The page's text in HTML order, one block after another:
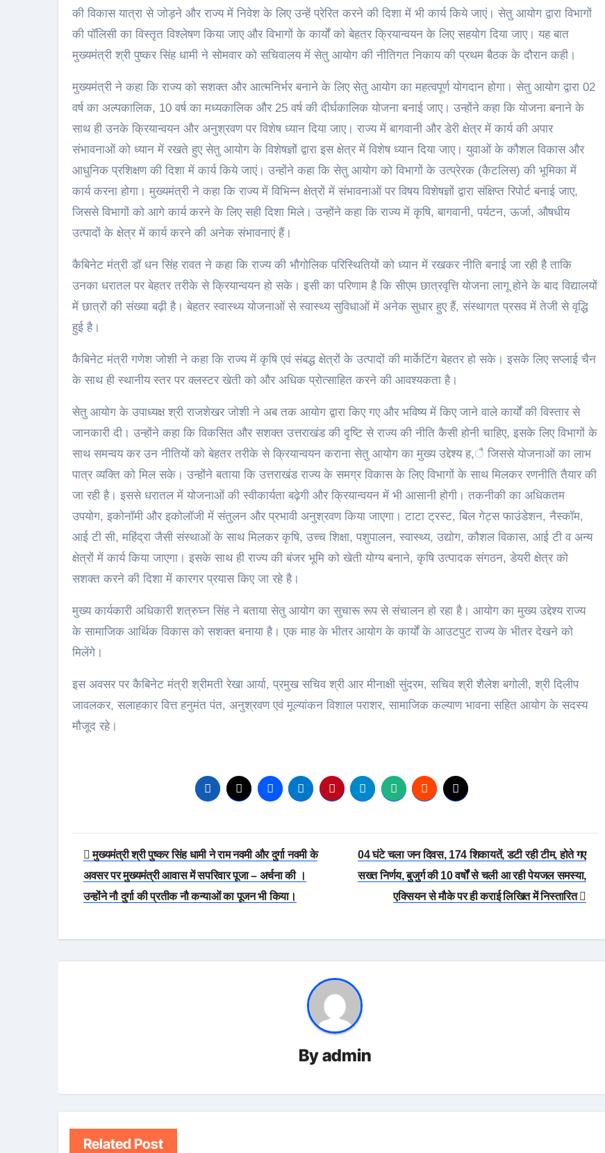
की विकास यात्रा से जोड़ने और राज्य में निवेश के लिए उन्हें प्रेरित करने की दिशा में भी कार्य किये जाएं। सेतु आयोग द्वारा विभागों
की पॉलिसी का विस्तृत विश्लेषण किया जाए और विभागों के कार्यों को बेहतर क्रियान्वयन के लिए सहयोग दिया जाए। यह बात
मुख्यमंत्री श्री पुष्कर सिंह धामी ने सोमवार को सचिवालय में सेतु आयोग की नीतिगत निकाय की प्रथम बैठक के दौरान कही।
मुख्यमंत्री ने कहा कि राज्य को सशक्त और आत्मनिर्भर बनाने के लिए सेतु आयोग का महत्वपूर्ण योगदान होगा। सेतु आयोग द्वारा 02
वर्ष का अल्पकालिक, 10 वर्ष का मध्यकालिक और 25 वर्ष की दीर्घकालिक योजना बनाई जाए। उन्होंने कहा कि योजना बनाने के
साथ ही उनके क्रियान्वयन और अनुश्रवण पर विशेष ध्यान दिया जाए। राज्य में बागवानी और डेरी क्षेत्र में कार्य की अपार
संभावनाओं को ध्यान में रखते हुए सेतु आयोग के विशेषज्ञों द्वारा इस क्षेत्र में विशेष ध्यान दिया जाए। युवाओं के कौशल विकास और
आधुनिक प्रशिक्षण की दिशा में कार्य किये जाएं। उन्होंने कहा कि सेतु आयोग को विभागों के उत्प्रेरक (कैटलिस) की भूमिका में
कार्य करना होगा। मुख्यमंत्री ने कहा कि राज्य में विभिन्न क्षेत्रों में संभावनाओं पर विषय विशेषज्ञों द्वारा संक्षिप्त रिपोर्ट बनाई जाए,
जिससे विभागों को आगे कार्य करने के लिए सही दिशा मिले। उन्होंने कहा कि राज्य में कृषि, बागवानी, पर्यटन, ऊर्जा, औषधीय
उत्पादों के क्षेत्र में कार्य करने की अनेक संभावनाएं हैं।
कैबिनेट मंत्री डॉ धन सिंह रावत ने कहा कि राज्य की भौगोलिक परिस्थितियों को ध्यान में रखकर नीति बनाई जा रही है ताकि
उनका धरातल पर बेहतर तरीके से क्रियान्वयन हो सके। इसी का परिणाम है कि सीएम छात्रवृत्ति योजना लागू होने के बाद विद्यालयों
में छात्रों की संख्या बढ़ी है। बेहतर स्वास्थ्य योजनाओं से स्वास्थ्य सुविधाओं में अनेक सुधार हुए हैं, संस्थागत प्रसव में तेजी से वृद्धि
हुई है।
कैबिनेट मंत्री गणेश जोशी ने कहा कि राज्य में कृषि एवं संबद्ध क्षेत्रों के उत्पादों की मार्केटिंग बेहतर हो सके। इसके लिए सप्लाई चैन
के साथ ही स्थानीय स्तर पर क्लस्टर खेती को और अधिक प्रोत्साहित करने की आवश्यकता है।
सेतु आयोग के उपाध्यक्ष श्री राजशेखर जोशी ने अब तक आयोग द्वारा किए गए और भविष्य में किए जाने वाले कार्यों की विस्तार से
जानकारी दी। उन्होंने कहा कि विकसित और सशक्त उत्तराखंड की दृष्टि से राज्य की नीति कैसी होनी चाहिए, इसके लिए विभागों के
साथ समन्वय कर उन नीतियों को बेहतर तरीके से क्रियान्वयन कराना सेतु आयोग का मुख्य उद्देश्य ह,ै जिससे योजनाओं का लाभ
पात्र व्यक्ति को मिल सके। उन्होंने बताया कि उत्तराखंड राज्य के समग्र विकास के लिए विभागों के साथ मिलकर रणनीति तैयार की
जा रही है। इससे धरातल में योजनाओं की स्वीकार्यता बढ़ेगी और क्रियान्वयन में भी आसानी होगी। तकनीकी का अधिकतम
उपयोग, इकोनॉमी और इकोलॉजी में संतुलन और प्रभावी अनुश्रवण किया जाएगा। टाटा ट्रस्ट, बिल गेट्स फाउंडेशन, नैस्कॉम,
आई टी सी, महिंद्रा जैसी संस्थाओं के साथ मिलकर कृषि, उच्च शिक्षा, पशुपालन, स्वास्थ्य, उद्योग, कौशल विकास, आई टी व अन्य
क्षेत्रों में कार्य किया जाएगा। इसके साथ ही राज्य की बंजर भूमि को खेती योग्य बनाने, कृषि उत्पादक संगठन, डेयरी क्षेत्र को
सशक्त करने की दिशा में कारगर प्रयास किए जा रहे है।
मुख्य कार्यकारी अधिकारी शत्रुघ्न सिंह ने बताया सेतु आयोग का सुचारू रूप से संचालन हो रहा है। आयोग का मुख्य उद्देश्य राज्य
के सामाजिक आर्थिक विकास को सशक्त बनाया है। एक माह के भीतर आयोग के कार्यों के आउटपुट राज्य के भीतर देखने को
मिलेंगे।
इस अवसर पर कैबिनेट मंत्री श्रीमती रेखा आर्या, प्रमुख सचिव श्री आर मीनाक्षी सुंदरम, सचिव श्री शैलेश बगोली, श्री दिलीप
जावलकर, सलाहकार वित्त हनुमंत पंत, अनुश्रवण एवं मूल्यांकन विशाल पराशर, सामाजिक कल्याण भावना सहित आयोग के सदस्य
मौजूद रहे।
Post
navigation
मुख्यमंत्री श्री पुष्कर सिंह धामी ने राम नवमी और दुर्गा नवमी के
अवसर पर मुख्यमंत्री आवास में सपरिवार पूजा – अर्चना की ।
उन्होंने नौ दुर्गा की प्रतीक नौ कन्याओं का पूजन भी किया।
04 घंटे चला जन दिवस, 174 शिकायतें, डटी रही टीम, होते गए
सख्त निर्णय, बुजुर्ग की 10 वर्षों से चली आ रही पेयजल समस्या,
एक्सियन से मौके पर ही कराई लिखित में निस्तारित
Byadmin
Related Post